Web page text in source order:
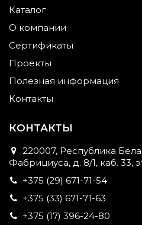
Каталог
О компании
Сертификаты
Проекты
Полезная информация
Контакты
КОНТАКТЫ
220007, Республика
Фабрициуса, д. 8/1, каб. 33,
+375 (29) 671-71-54
+375 (33) 671-71-63
+375 (17) 396-24-80